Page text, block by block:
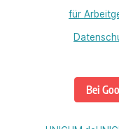
für
Bei